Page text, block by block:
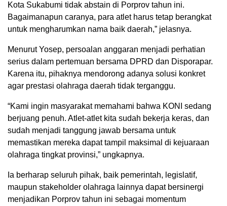
Kota Sukabumi tidak abstain di Porprov tahun ini.
Bagaimanapun caranya, para atlet harus tetap berangkat
untuk mengharumkan nama baik daerah,” jelasnya.
Menurut Yosep, persoalan anggaran menjadi perhatian
serius dalam pertemuan bersama DPRD dan Disporapar.
Karena itu, pihaknya mendorong adanya solusi konkret
agar prestasi olahraga daerah tidak terganggu.
“Kami ingin masyarakat memahami bahwa KONI sedang
berjuang penuh. Atlet-atlet kita sudah bekerja keras, dan
sudah menjadi tanggung jawab bersama untuk
memastikan mereka dapat tampil maksimal di kejuaraan
olahraga tingkat provinsi,” ungkapnya.
Ia berharap seluruh pihak, baik pemerintah, legislatif,
maupun stakeholder olahraga lainnya dapat bersinergi
menjadikan Porprov tahun ini sebagai momentum